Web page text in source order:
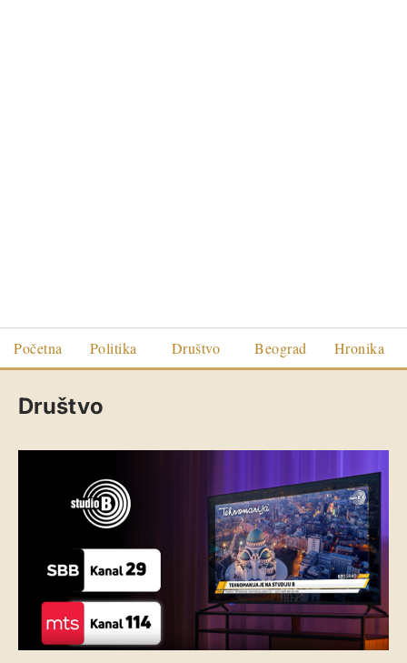
Početna Politika Društvo Beograd Hronika
Društvo